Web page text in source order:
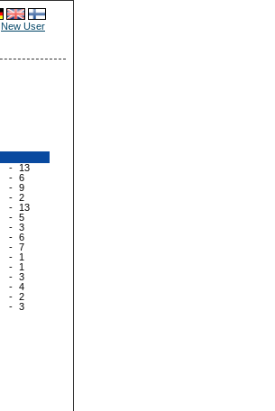
New User
-
13
- 6
- 9
- 2
-
13
- 5
- 3
- 6
- 7
-
1
-
1
- 3
- 4
- 2
- 3